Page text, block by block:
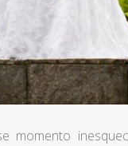
momento